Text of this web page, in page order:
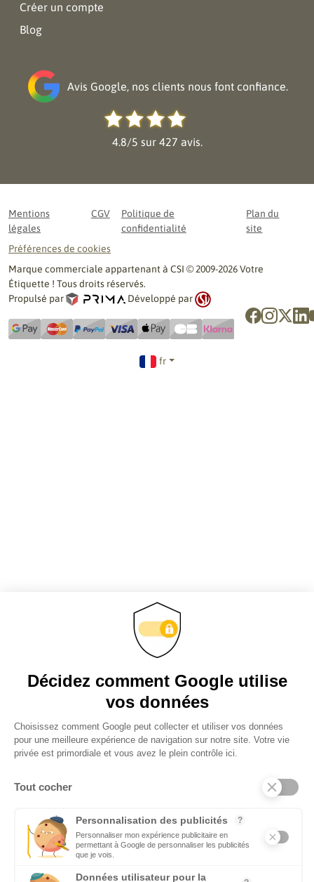
Créer un compte
Blog
Avis Google, nos clients nous font confiance.
4.8/5 sur 427 avis.
Mentions
légales
CGV
Politique de
confidentialité
Plan du
site
Préférences de cookies
Marque commerciale appartenant à CSI © 2009-2026 Votre
Étiquette ! Tous droits réservés.
Propulsé par
Développé par
fr